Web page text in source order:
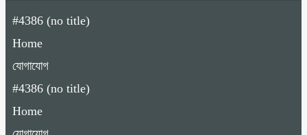
#4386 (no title)
Home
যোগাযোগ
#4386 (no title)
Home